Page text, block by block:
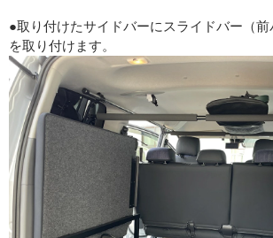
●取り付けたサイドバーにスライドバー（前
を取り付けます。